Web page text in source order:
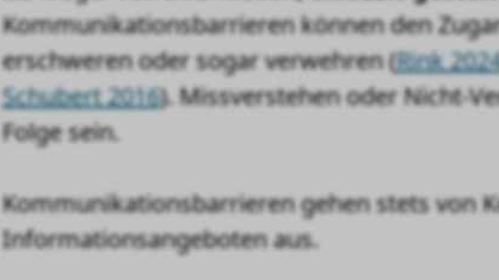
Kommunikationsbarrieren können den
erschweren oder sogar verwehren (Rink
Schubert 2016). Missverstehen oder Nicht-
Folge sein.
Kommunikationsbarrieren gehen stets von
Informationsangeboten aus.